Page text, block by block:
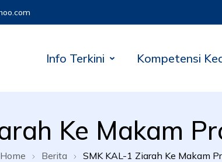
Info Terkini Kompetensi
Ke Makam
Home Berita SMK KAL-1 Ziarah Ke Makam